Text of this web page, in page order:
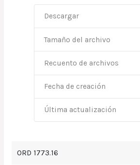
Descargar
Tamaño del archivo
Recuento de archivos
Fecha de creación
Última actualización
ORD 1773.16